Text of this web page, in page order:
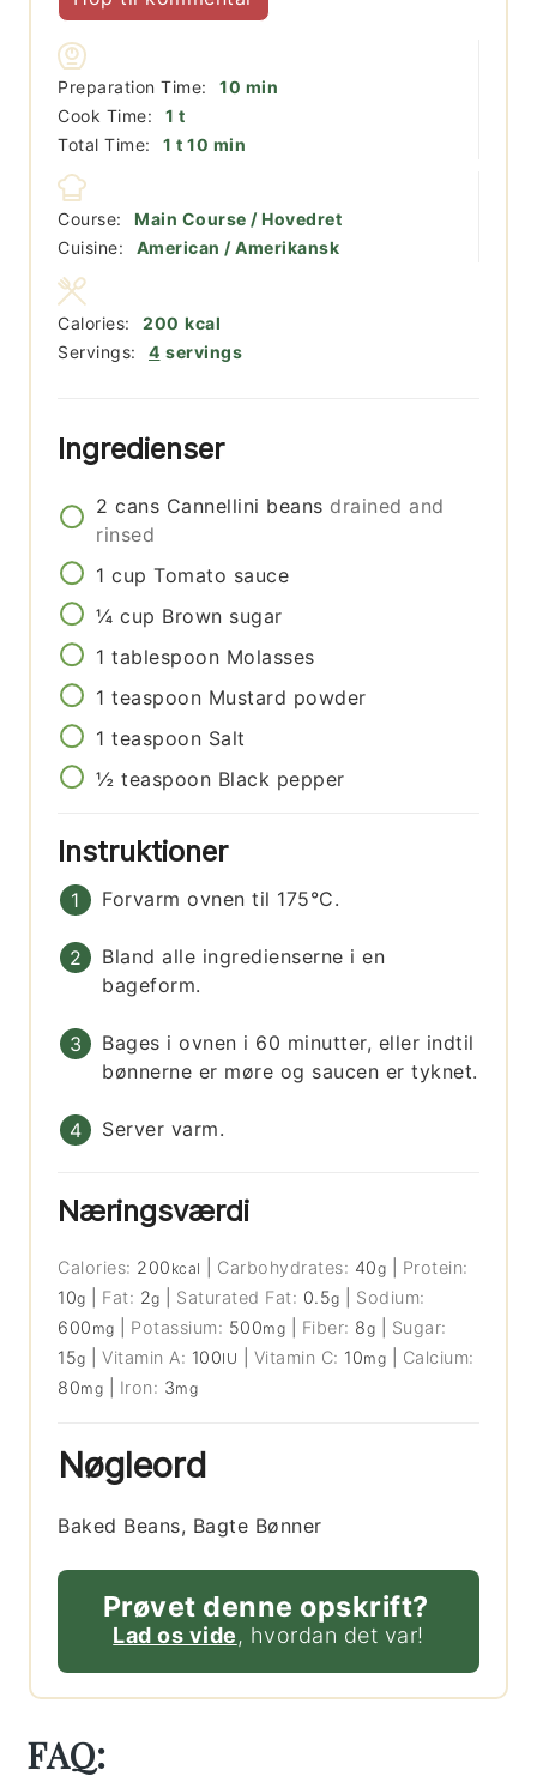
Preparation Time: 10 minutter
min
Cook Time:
1 time
t
Total Time:
1 time
t 10 minutter
min
Course:
Main Course / Hovedret
Cuisine:
American / Amerikansk
Servings: 4 servings
Calories: 200 kcal
Ingredienser
2 cans Cannellini beans drained and
rinsed
1 cup Tomato sauce
¼ cup Brown sugar
1 tablespoon Molasses
1 teaspoon Mustard powder
1 teaspoon Salt
½ teaspoon Black pepper
Instruktioner
Forvarm ovnen til 175°C.
Bland alle ingredienserne i en
bageform.
Bages i ovnen i 60 minutter, eller indtil
bønnerne er møre og saucen er tyknet.
Server varm.
Næringsværdi
Calories: 200 kcal Carbohydrates: 40g
Protein:
10g Fat: 2g Saturated Fat: 0.5g
Sodium:
600 mg Potassium: 500mg Fiber: 8g
Sugar:
15g |Vitamin A: 100IU Vitamin C: 10mg
Calcium:
80mg Iron: 3mg
Nøgleord
Baked Beans, Bagte Bønner
Prøvet denne opskrift?
Lad os vide, hvordan det var!
FAQ: